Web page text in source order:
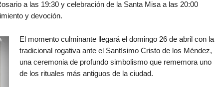
a las 19:30 y celebración de la Santa Misa a las 20:00
y devoción.
El momento culminante llegará el domingo 26 de abril con la
tradicional rogativa ante el Santísimo Cristo de los Méndez,
una ceremonia de profundo simbolismo que rememora uno
de los rituales más antiguos de la ciudad.